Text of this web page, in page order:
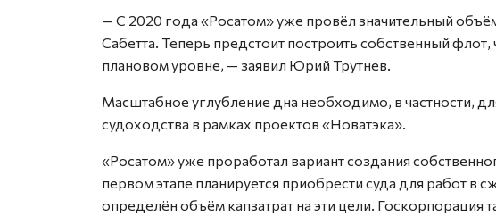
— С 2020 года «Росатом» уже провёл значительный
Сабетта. Теперь предстоит построить собственный флот,
плановом уровне, — заявил Юрий Трутнев.
Масштабное углубление дна необходимо, в частности,
судоходства в рамках проектов «Новатэка».
«Росатом» уже проработал вариант создания
первом этапе планируется приобрести суда для работ в
определён объём капзатрат на эти цели. Госкорпорация